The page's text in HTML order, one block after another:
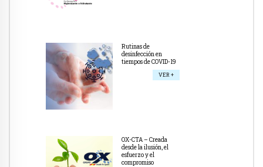
Rutinas de
desinfección en
tiempos de COVID-19
VER +
OX-CTA – Creada
desde la ilusión, el
esfuerzo y el
compromiso